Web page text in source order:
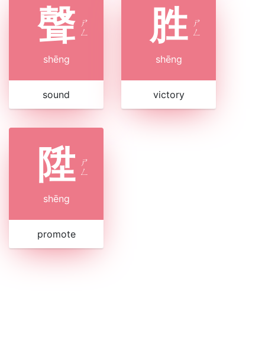
聲 ㄕ
ㄥ
shēng
sound
胜 ㄕ
ㄥ
shēng
victory
陞 ㄕ
ㄥ
shēng
promote